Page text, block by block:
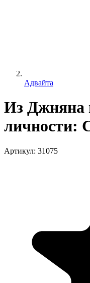
Адвайта
Из Джняна
личности:
Артикул: 31075